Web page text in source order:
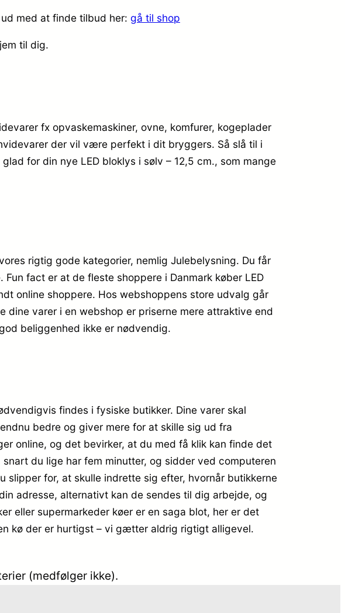
med at finde tilbud her: gå til shop
til dig.
fx opvaskemaskiner, ovne, komfurer, kogeplader
der vil være perfekt i dit bryggers. Så slå til i
for din nye LED bloklys i sølv – 12,5 cm., som mange
rigtig gode kategorier, nemlig Julebelysning. Du får
fact er at de fleste shoppere i Danmark køber LED
online shoppere. Hos webshoppens store udvalg går
varer i en webshop er priserne mere attraktive end
beliggenhed ikke er nødvendig.
findes i fysiske butikker. Dine varer skal
bedre og giver mere for at skille sig ud fra
online, og det bevirker, at du med få klik kan finde det
du lige har fem minutter, og sidder ved computeren
slipper for, at skulle indrette sig efter, hvornår butikkerne
adresse, alternativt kan de sendes til dig arbejde, og
eller supermarkeder køer er en saga blot, her er det
kø der er hurtigst – vi gætter aldrig rigtigt alligevel.
(medfølger ikke).